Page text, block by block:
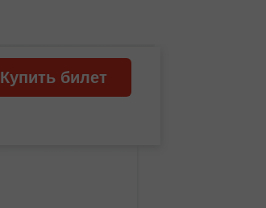
Купить билет